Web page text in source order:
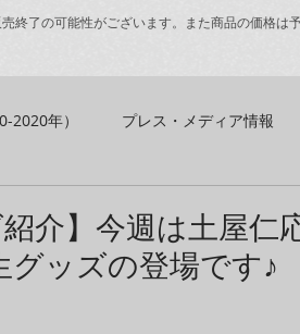
了の可能性がございます。また商品の価格は
2020年） プレス・メディア情報
介】今週は土屋仁
グッズの登場です♪